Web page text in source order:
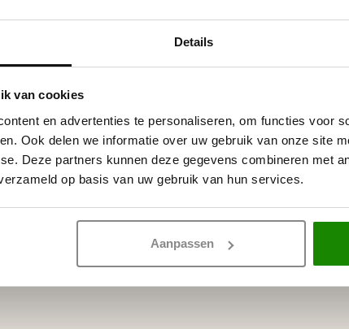
Details
van cookies
en advertenties te personaliseren, om functies voor
Ook delen we informatie over uw gebruik van onze site
Deze partners kunnen deze gegevens combineren met
op basis van uw gebruik van hun services.
Aanpassen
per lijmkoker.
witte primer, overschilderbaar